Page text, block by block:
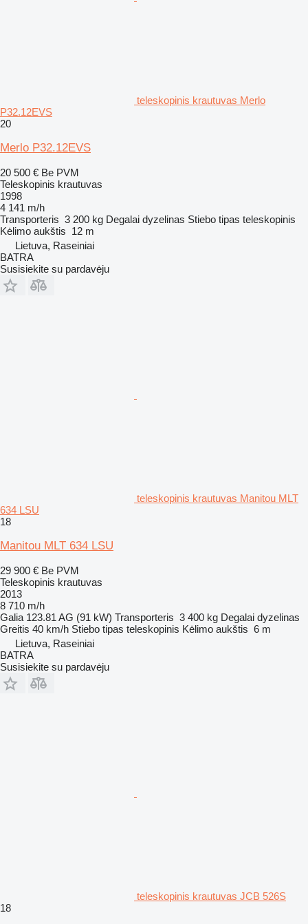
teleskopinis krautuvas Merlo
P32.12EVS
20
Merlo P32.12EVS
20 500 € Be PVM
Teleskopinis krautuvas
1998
4 141 m/h
Transporteris 3 200 kg Degalai dyzelinas Stiebo tipas teleskopinis
Kėlimo aukštis 12 m
Lietuva, Raseiniai
BATRA
Susisiekite su pardavėju
teleskopinis krautuvas Manitou MLT
634 LSU
18
Manitou MLT 634 LSU
29 900 € Be PVM
Teleskopinis krautuvas
2013
8 710 m/h
Galia 123.81 AG (91 kW) Transporteris 3 400 kg Degalai dyzelinas
Greitis 40 km/h Stiebo tipas teleskopinis Kėlimo aukštis 6 m
Lietuva, Raseiniai
BATRA
Susisiekite su pardavėju
teleskopinis krautuvas JCB 526S
18